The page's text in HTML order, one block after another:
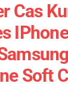
Cas
Soft